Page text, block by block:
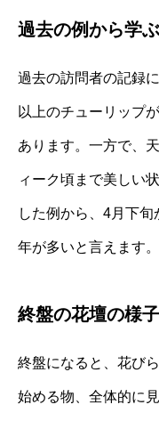
過去の例から学
過去の訪問者の記録
以上のチューリップ
あります。一方で、
ィーク頃まで美しい
した例から、4月下
年が多いと言えます。
終盤の花壇の様
終盤になると、花び
始める物、全体的に